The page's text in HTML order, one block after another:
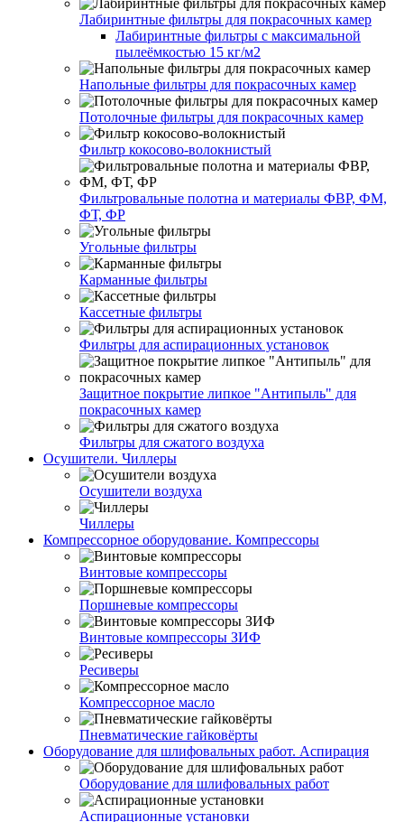
Лабиринтные фильтры для покрасочных камер
Лабиринтные фильтры с максимальной
пылеёмкостью 15 кг/м2
Напольные фильтры для покрасочных камер
Потолочные фильтры для покрасочных камер
Фильтр кокосово-волокнистый
Фильтровальные полотна и материалы ФВР, ФМ,
ФТ, ФР
Угольные фильтры
Карманные фильтры
Кассетные фильтры
Фильтры для аспирационных установок
Защитное покрытие липкое "Антипыль" для
покрасочных камер
Фильтры для сжатого воздуха
Осушители. Чиллеры
Осушители воздуха
Чиллеры
Компрессорное оборудование. Компрессоры
Винтовые компрессоры
Поршневые компрессоры
Винтовые компрессоры ЗИФ
Ресиверы
Компрессорное масло
Пневматические гайковёрты
Оборудование для шлифовальных работ. Аспирация
Оборудование для шлифовальных работ
Аспирационные установки